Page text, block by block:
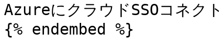
AzureにクラウドSSOコネク
{% endembed %}